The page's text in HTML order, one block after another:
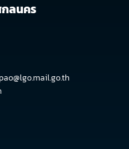
ลนคร